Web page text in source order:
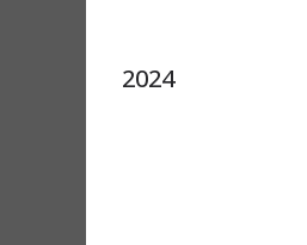
2024